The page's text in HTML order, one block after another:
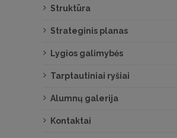
Struktūra
Strateginis planas
Lygios galimybės
Tarptautiniai ryšiai
Alumnų galerija
Kontaktai